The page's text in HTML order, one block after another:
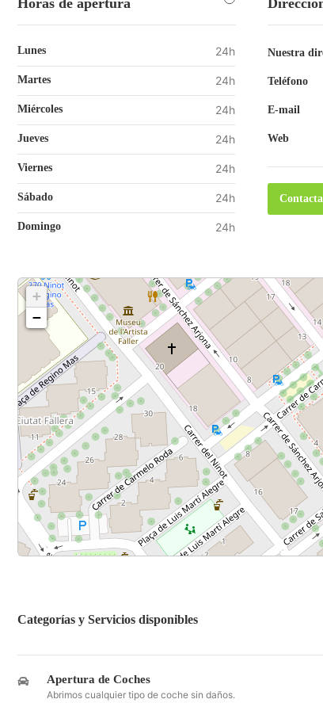
Horas de apertura
Lunes 24h
Martes 24h
Miércoles 24h
Jueves 24h
Viernes 24h
Sábado 24h
Domingo 24h
Nuestra
Teléfono
E-mail
Web
+
−
Categorías y Servicios disponibles
Apertura de Coches
Abrimos cualquier tipo de coche sin daños.